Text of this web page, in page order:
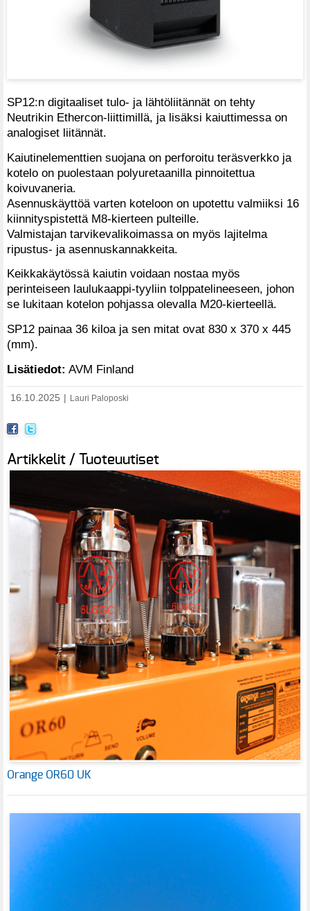
SP12:n digitaaliset tulo- ja lähtöliitännät on tehty
Neutrikin Ethercon-liittimillä, ja lisäksi kaiuttimessa on
analogiset liitännät.
Kaiutinelementtien suojana on perforoitu teräsverkko ja
kotelo on puolestaan polyuretaanilla pinnoitettua
koivuvaneria.
Asennuskäyttöä varten koteloon on upotettu valmiiksi 16
kiinnityspistettä M8-kierteen pulteille.
Valmistajan tarvikevalikoimassa on myös lajitelma
ripustus- ja asennuskannakkeita.
Keikkakäytössä kaiutin voidaan nostaa myös
perinteiseen laulukaappi-tyyliin tolppatelineeseen, johon
se lukitaan kotelon pohjassa olevalla M20-kierteellä.
SP12 painaa 36 kiloa ja sen mitat ovat 830 x 370 x 445
(mm).
Lisätiedot: AVM Finland
16.10.2025 Lauri Paloposki
Artikkelit / Tuoteuutiset
Orange OR60 UK